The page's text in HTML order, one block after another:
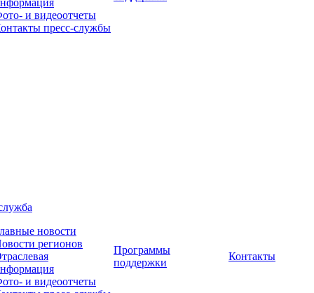
и видеоотчеты
пресс-службы
новости
регионов
и видеоотчеты
Программы
поддержки
Контакты